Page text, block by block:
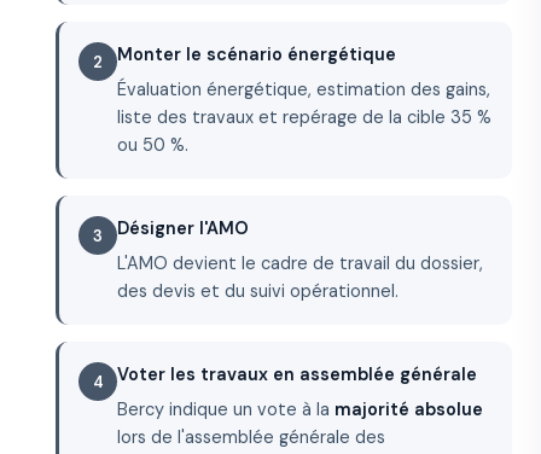
Monter le scénario énergétique
Évaluation énergétique, estimation des gains,
liste des travaux et repérage de la cible 35 %
ou 50 %.
Désigner l'AMO
L'AMO devient le cadre de travail du dossier,
des devis et du suivi opérationnel.
Voter les travaux en assemblée générale
Bercy indique un vote à la majorité absolue
lors de l'assemblée générale des